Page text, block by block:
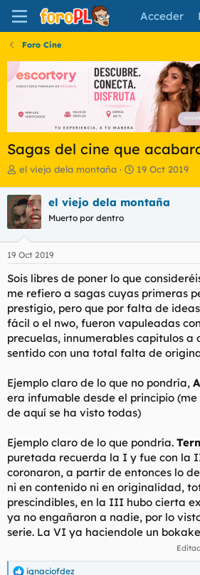
Acceder
Foro Cine
Sagas del cine que
I
i
c
i
a
d
o
d
e
l
t
e
m
a
el viejo dela montaña
F
h
e
i
c
i
o
19 Oct 2019
el viejo dela montaña
Muerto por dentro
19 Oct 2019
Sois libres de poner lo que
me refiero a sagas cuyas primeras
prestigio, pero que por falta de
fácil o el nwo, fueron vapuleadas
precuelas, innumerables capitulos a
sentido con una total falta de
Ejemplo claro de lo que no pondría,
era infumable desde el principio
de aquí se ha visto todas)
Ejemplo claro de lo que pondría.
puretada recuerda la I y fue con la
coronaron, a partir de entonces lo
ni en contenido ni en originalidad,
prescindibles, en la III hubo cierta
ya no engañaron a nadie, por lo
serie. La VI ya haciendole un
ignaciofdez